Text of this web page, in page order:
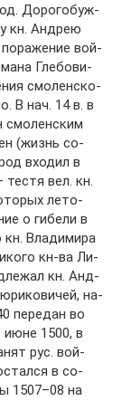
До­ро­го­буж­
кн. Ан­д­рею
по­ра­же­ние вой­
Гле­бо­ви­
смо­лен­ско­
В нач. 14 в. в
смо­лен­ским
(жизнь со­
вхо­дил в
вел. кн.
ле­то­
о ги­бе­ли в
кн. Вла­ди­ми­ра
кн-ва Ли­
кн. Ан­д­
на­
пе­ре­дан во
1500, в
рус. вой­
в со­
1507–08 на